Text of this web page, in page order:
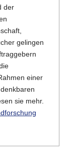
der
gelingen
einer
sie mehr.